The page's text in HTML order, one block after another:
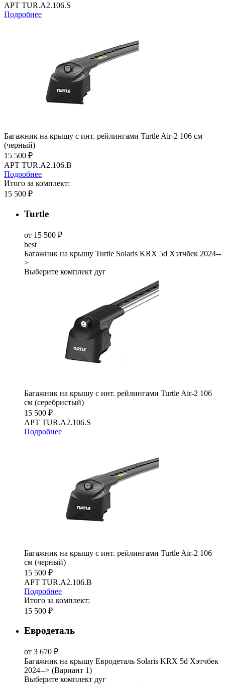
АРТ TUR.A2.106.S
Подробнее
Багажник на крышу с инт. рейлингами Turtle Air-2 106 см
(черный)
15 500 ₽
АРТ TUR.A2.106.B
Подробнее
Итого за комплект:
15 500 ₽
Turtle
от 15 500 ₽
best
Багажник на крышу Turtle Solaris KRX 5d Хэтчбек 2024--
>
Выберите комплект дуг
Багажник на крышу с инт. рейлингами Turtle Air-2 106
см (серебристый)
15 500 ₽
АРТ TUR.A2.106.S
Подробнее
Багажник на крышу с инт. рейлингами Turtle Air-2 106
см (черный)
15 500 ₽
АРТ TUR.A2.106.B
Подробнее
Итого за комплект:
15 500 ₽
Евродеталь
от 3 670 ₽
Багажник на крышу Евродеталь Solaris KRX 5d Хэтчбек
2024--> (Вариант 1)
Выберите комплект дуг